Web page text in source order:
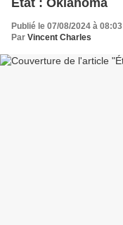
État : Oklahoma
Publié le 07/08/2024 à 08:03
Par Vincent Charles